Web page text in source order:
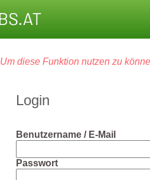
Um diese Funktion nutzen zu
Login
Benutzername / E-Mail
Passwort